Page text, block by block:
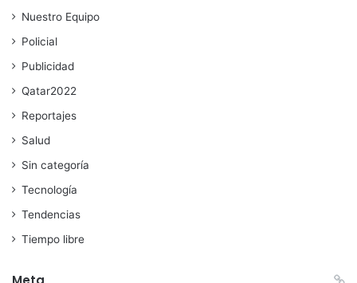
Nuestro Equipo
Policial
Publicidad
Qatar2022
Reportajes
Salud
Sin categoría
Tecnología
Tendencias
Tiempo libre